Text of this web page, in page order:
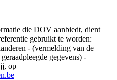
die DOV aanbiedt, dient
gebruikt te worden:
- (vermelding van de
gegevens) -
op